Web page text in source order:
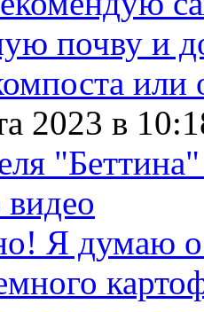
почву и
2023 в
Я думаю